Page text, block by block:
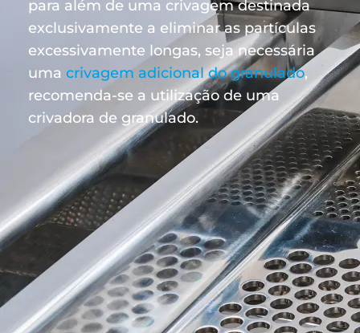
para além de uma crivagem destinada
exclusivamente a eliminar as partículas
excessivamente longas, seja necessária
uma crivagem adicional do granulado,
recomenda-se a utilização de uma
crivadora de granulado.